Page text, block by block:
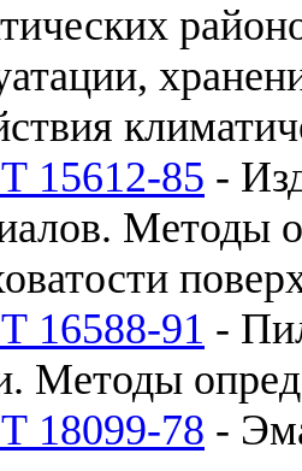
15612-85 -
Методы
16588-91 -
Методы
18099-78 -